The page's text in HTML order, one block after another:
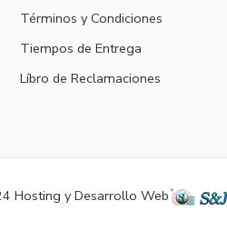
Términos y Condiciones
Tiempos de Entrega
Líbro de Reclamaciones
Hosting y Desarrollo Web